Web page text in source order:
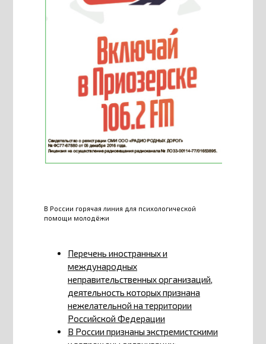
В России горячая линия для психологической
помощи молодёжи
Перечень иностранных и
международных
неправительственных организаций,
деятельность которых признана
нежелательной на территории
Российской Федерации
В России признаны экстремистскими